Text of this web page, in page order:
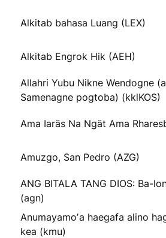
Alkitab bahasa Luang (LEX)
Alkitab Engrok Hik (AEH)
Allahri Yubu Nikne Wendogne
Samenagne pogtoba) (kklKOS)
Ama Iaräs Na Ngät Ama
Amuzgo, San Pedro (AZG)
ANG BITALA TANG DIOS: Ba-
(agn)
Anumayamoʼa haegafa alino
kea (kmu)